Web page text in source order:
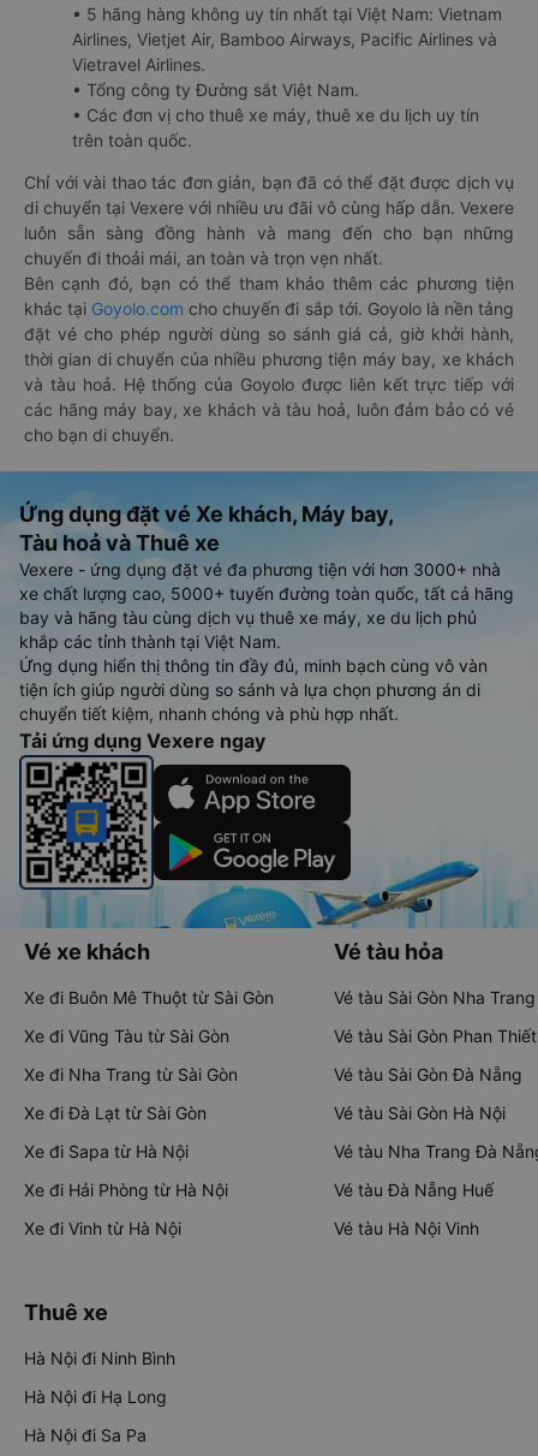
• 5 hãng hàng không uy tín nhất tại Việt Nam: Vietnam
Airlines, Vietjet Air, Bamboo Airways, Pacific Airlines và
Vietravel Airlines.
• Tổng công ty Đường sắt Việt Nam.
• Các đơn vị cho thuê xe máy, thuê xe du lịch uy tín
trên toàn quốc.
Chỉ với vài thao tác đơn giản, bạn đã có thể đặt được dịch vụ
di chuyển tại Vexere với nhiều ưu đãi vô cùng hấp dẫn. Vexere
luôn sẵn sàng đồng hành và mang đến cho bạn những
chuyến đi thoải mái, an toàn và trọn vẹn nhất.
Bên cạnh đó, bạn có thể tham khảo thêm các phương tiện
khác tại Goyolo.com cho chuyến đi sắp tới. Goyolo là nền tảng
đặt vé cho phép người dùng so sánh giá cả, giờ khởi hành,
thời gian di chuyển của nhiều phương tiện máy bay, xe khách
và tàu hoả. Hệ thống của Goyolo được liên kết trực tiếp với
các hãng máy bay, xe khách và tàu hoả, luôn đảm bảo có vé
cho bạn di chuyển.
Ứng dụng đặt vé Xe khách, Máy bay,
Tàu hoả và Thuê xe
Vexere - ứng dụng đặt vé đa phương tiện với hơn 3000+ nhà
xe chất lượng cao, 5000+ tuyến đường toàn quốc, tất cả hãng
bay và hãng tàu cùng dịch vụ thuê xe máy, xe du lịch phủ
khắp các tỉnh thành tại Việt Nam.
Ứng dụng hiển thị thông tin đầy đủ, minh bạch cùng vô vàn
tiện ích giúp người dùng so sánh và lựa chọn phương án di
chuyển tiết kiệm, nhanh chóng và phù hợp nhất.
Tải ứng dụng Vexere ngay
Vé xe khách
Xe đi Buôn Mê Thuột từ Sài Gòn
Xe đi Vũng Tàu từ Sài Gòn
Xe đi Nha Trang từ Sài Gòn
Xe đi Đà Lạt từ Sài Gòn
Xe đi Sapa từ Hà Nội
Xe đi Hải Phòng từ Hà Nội
Xe đi Vinh từ Hà Nội
Vé tàu hỏa
Vé tàu Sài Gòn Nha Trang
Vé tàu Sài Gòn Phan Thiết
Vé tàu Sài Gòn Đà Nẵng
Vé tàu Sài Gòn Hà Nội
Vé tàu Nha Trang Đà
Vé tàu Đà Nẵng Huế
Vé tàu Hà Nội Vinh
Thuê xe
Hà Nội đi Ninh Bình
Hà Nội đi Hạ Long
Hà Nội đi Sa Pa